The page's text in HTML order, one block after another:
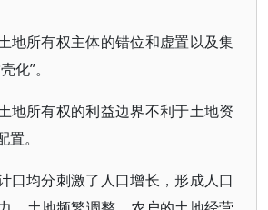
地所有权主体的错位和虚置以及集
化”。
地所有权的利益边界不利于土地资
。
口均分刺激了人口增长，形成人口